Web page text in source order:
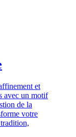
et
avec un motif
de la
votre